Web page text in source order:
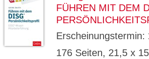
FÜHREN MIT DEM
Erscheinungstermin:
176 Seiten, 21,5 x